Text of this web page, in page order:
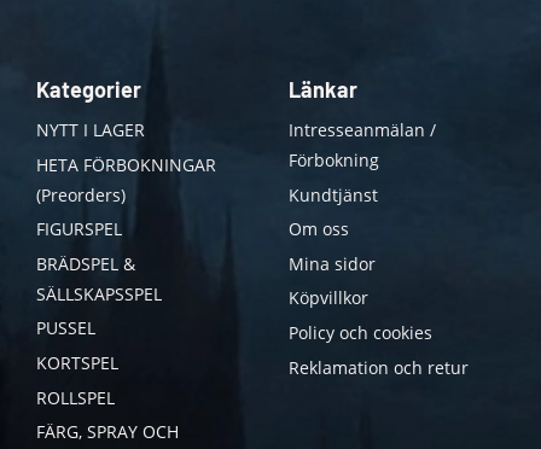
Kategorier
NYTT I LAGER
HETA FÖRBOKNINGAR
(Preorders)
FIGURSPEL
BRÄDSPEL &
SÄLLSKAPSSPEL
PUSSEL
KORTSPEL
ROLLSPEL
FÄRG, SPRAY OCH
Länkar
Intresseanmälan /
Förbokning
Kundtjänst
Om oss
Mina sidor
Köpvillkor
Policy och cookies
Reklamation och retur